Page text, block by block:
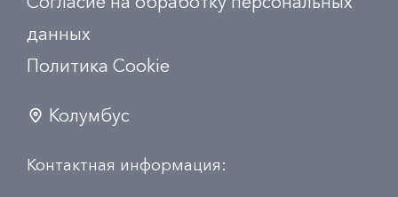
данных
Политика Сookie
Колумбус
Контактная информация: